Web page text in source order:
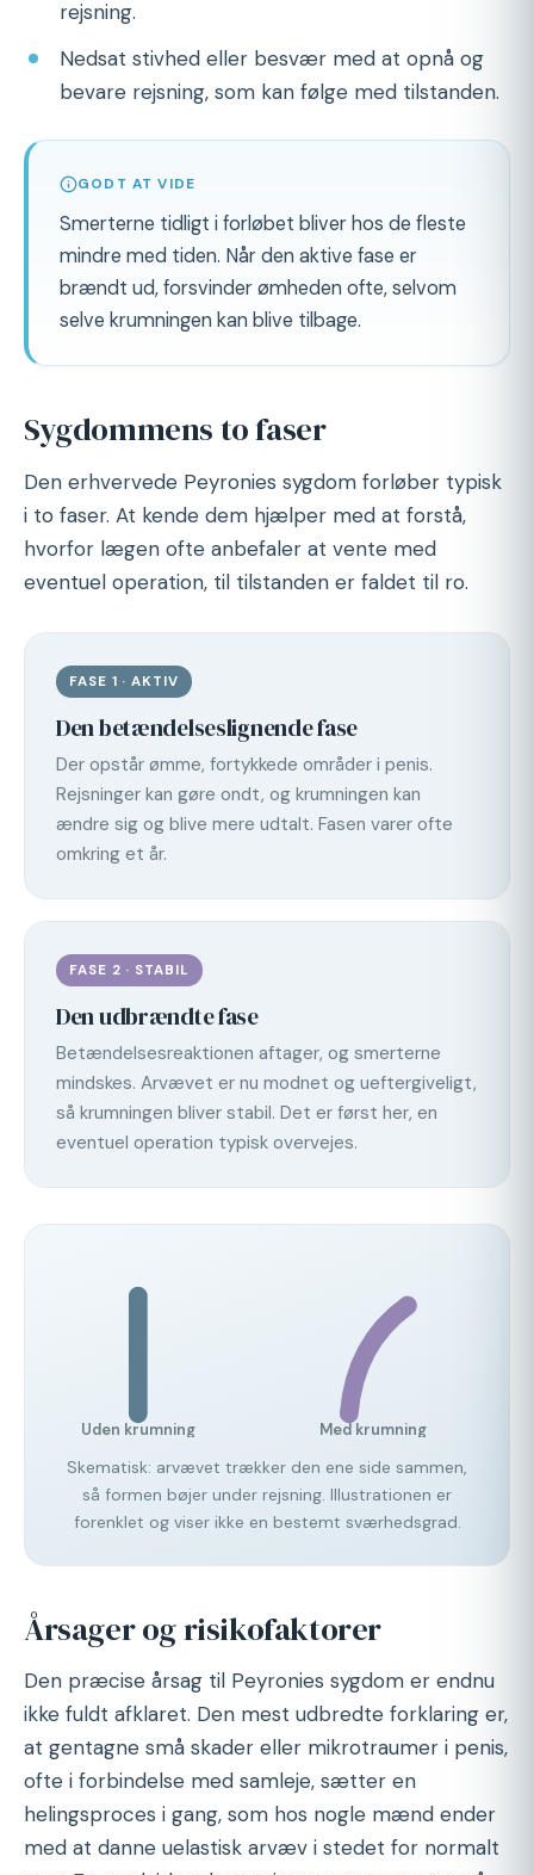
rejsning.
Nedsat stivhed eller besvær med at opnå og
bevare rejsning, som kan følge med tilstanden.
GODT AT VIDE
Smerterne tidligt i forløbet bliver hos de fleste
mindre med tiden. Når den aktive fase er
brændt ud, forsvinder ømheden ofte, selvom
selve krumningen kan blive tilbage.
Sygdommens to faser
Den erhvervede Peyronies sygdom forløber typisk
i to faser. At kende dem hjælper med at forstå,
hvorfor lægen ofte anbefaler at vente med
eventuel operation, til tilstanden er faldet til ro.
FASE 1 · AKTIV
Den betændelseslignende fase
Der opstår ømme, fortykkede områder i penis.
Rejsninger kan gøre ondt, og krumningen kan
ændre sig og blive mere udtalt. Fasen varer ofte
omkring et år.
FASE 2 · STABIL
Den udbrændte fase
Betændelsesreaktionen aftager, og smerterne
mindskes. Arvævet er nu modnet og ueftergiveligt,
så krumningen bliver stabil. Det er først her, en
eventuel operation typisk overvejes.
Uden krumning Med krumning
Skematisk: arvævet trækker den ene side sammen,
så formen bøjer under rejsning. Illustrationen er
forenklet og viser ikke en bestemt sværhedsgrad.
Årsager og risikofaktorer
Den præcise årsag til Peyronies sygdom er endnu
ikke fuldt afklaret. Den mest udbredte forklaring er,
at gentagne små skader eller mikrotraumer i penis,
ofte i forbindelse med samleje, sætter en
helingsproces i gang, som hos nogle mænd ender
med at danne uelastisk arvæv i stedet for normalt